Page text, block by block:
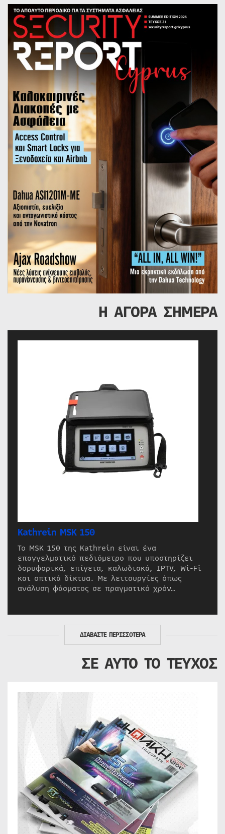
Η ΑΓΟΡΑ ΣΗΜΕΡΑ
Kathrein MSK 150
Το MSK 150 της Kathrein είναι ένα
επαγγελματικό πεδιόμετρο που υποστηρίζει
δορυφορικά, επίγεια, καλωδιακά, IPTV, Wi-Fi
και οπτικά δίκτυα. Με λειτουργίες όπως
ανάλυση φάσματος σε πραγματικό χρόν…
ΔΙΑΒΑΣΤΕ ΠΕΡΙΣΣΟΤΕΡΑ
ΣΕ ΑΥΤΟ ΤΟ ΤΕΥΧΟΣ